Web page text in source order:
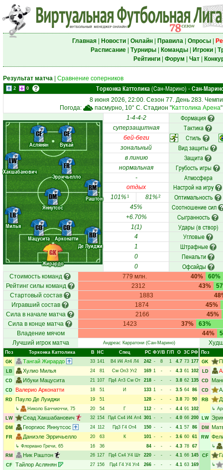
Главная| Новости| Онлайн| Правила| Опросы|
Расписание| Турниры| Команды| Игроки|
Рейтинги| Форум Чат|
Результат матча Сравнение соперников
2 0 Торконка Каттолика(Сан-Марино) - Сан-
8 июня 2026, 22:00. Сезон 77. День 283.
Погода:
пасмурно, 10° C. Стадион "Каттолика Арена
Жирардо
Милья
Мацусита
Арконатти
Де Луиджи
Хакшабанович
Яннутсос
Эрричьелло
Раштон
Аслянян Вукай
GK
LB
CD
CD
RD
LW
DM
FR
RM
CF CF
1-4-4-2 Формация
суперзащитная Тактика
бей-беги Стиль
зональный Вид защиты
в линию Защита
нормальная Грубость игры
- Атмосфера
отдых Настрой на игру
101%1 81%2 Оптимальность
45% Соотношение сил
+6.70% Сыгранность
1(1) Удары (в створ)
4 Угловые
1 Штрафные
0 Пенальти
0 Офсайды
Стоимость команд 779 млн. 40%
60%
Рейтинг силы команд
2312 43%
Стартовый состав
1883
Игравший состав
1874
45%
Сила в начале матча
2166
45%
Сила в конце матча
1423 37%
63%
Владение мячом
44%
Лучший игрок матча
Андреас Карратони(Сан-Марино)
Поз Торконка Каттолика В НC Спец РC ФУ/В Г/П О ЗС РФ
GK
Тангай Жирардо 33 141 В4 И4 Ат4 Л4 242 - 8 1 4.7 73 177
LB
Хулио Милья 24 81 См Оп3 Уг2 169 1 - - 4.3 61 102
CD
Ибуки Мацусита 21 107 Пд4 Ат3 См От 218 - - - 3.8 62 135
CD
Валерио Арконатти 18 51 И 133 1 - - 3.5 64 86
RD Пауло Де Луиджи 19 51 128 - - - 3.8 70 90
↳
Николо Баччиоччи, 75 20 54 Г 112 - - - 4.4 91 102
LW
Сеад Хакшабанович 32 154 Пд4 Ск4 И4 Ат4 301 - - - 4.0 66 200
DM
Георгиос Яннутсос 24 112 Пд3 Г4 От4 150 - - - 4.1 57 86
FR
Даниэле Эрричьелло 20 63 К 101 - - - 3.6 60 61
↳ Флориано Гречи, 65 16 36 84 - - - 4.3 78 67
RM
Ник Раштон 26 127 Пд4 Ск4 У4 Шт 220 - - - 4.1 66 145
CF
Тайлор Аслянян 27 156 Пд4 Г4 У4 Уг4 266 - - - 4.1 63 169
Поз
GK
LD
CD
CD
RB
↳
LW
DM
RW
↳
CF
↳